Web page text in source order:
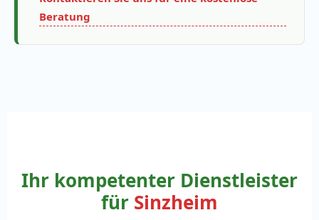
Beratung
Ihr kompetenter Dienstleister
für Sinzheim